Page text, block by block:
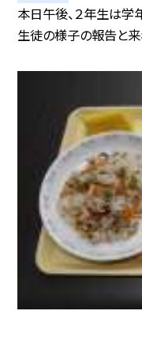
本日午後、２年生は学
生徒の様子の報告と